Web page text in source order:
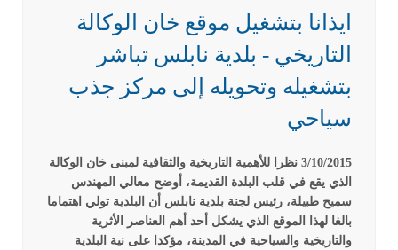
ايذانا بتشغيل موقع خان الوكالة
التاريخي - بلدية نابلس تباشر
بتشغيله وتحويله إلى مركز جذب
سياحي
3/10/2015 نظرا للأهمية التاريخية والثقافية لمبنى خان الوكالة
الذي يقع في قلب البلدة القديمة، أوضح معالي المهندس
سميح طبيلة، رئيس لجنة بلدية نابلس أن البلدية تولي اهتماما
بالغا لهذا الموقع الذي يشكل أحد أهم العناصر الأثرية
والتاريخية والسياحية في المدينة، مؤكدا على نية البلدية